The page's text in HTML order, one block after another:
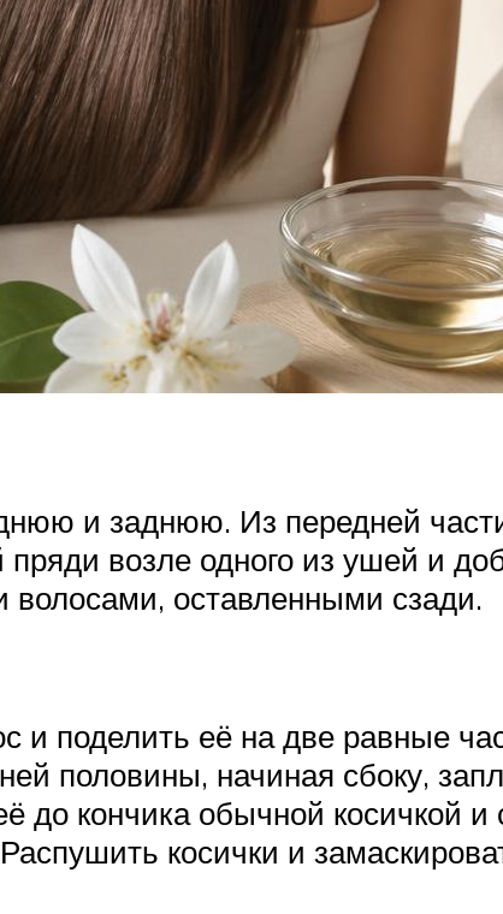
и заднюю. Из передней
возле одного из ушей и
волосами, оставленными сзади.
и поделить её на две равные
половины, начиная сбоку,
до кончика обычной косичкой и
косички и